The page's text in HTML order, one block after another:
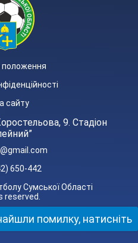
положення
сайту
9. Стадіон
650-442
Сумської Області
reserved.
помилку, натисніть